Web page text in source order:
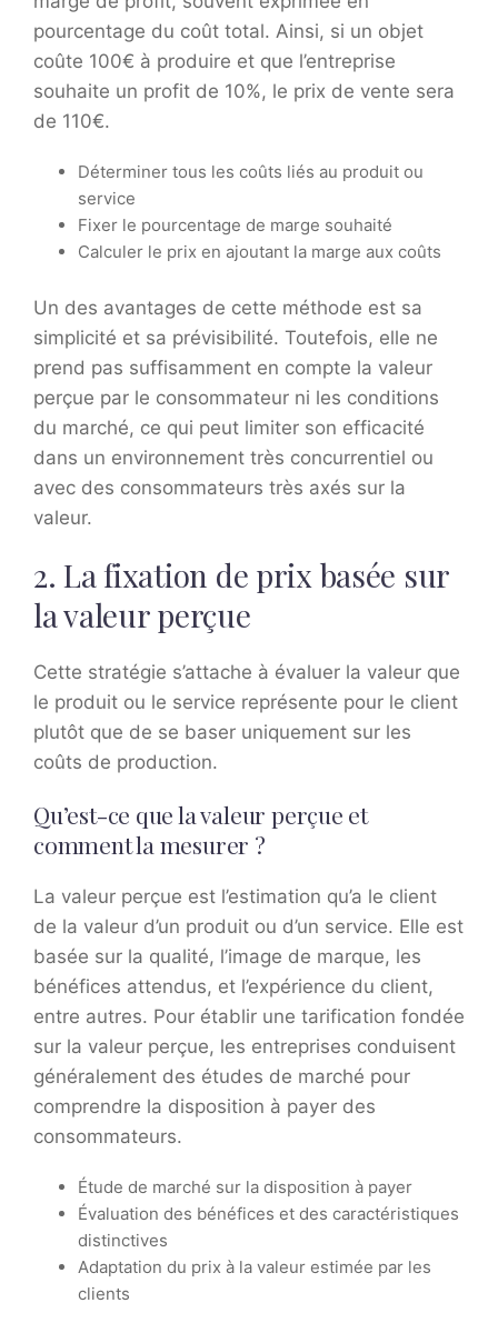
pourcentage du coût total. Ainsi, si un objet
coûte 100€ à produire et que l’entreprise
souhaite un profit de 10%, le prix de vente sera
de 110€.
Déterminer tous les coûts liés au produit ou
service
Fixer le pourcentage de marge souhaité
Calculer le prix en ajoutant la marge aux coûts
Un des avantages de cette méthode est sa
simplicité et sa prévisibilité. Toutefois, elle ne
prend pas suffisamment en compte la valeur
perçue par le consommateur ni les conditions
du marché, ce qui peut limiter son efficacité
dans un environnement très concurrentiel ou
avec des consommateurs très axés sur la
valeur.
2. La fixation de prix basée sur
la valeur perçue
Cette stratégie s’attache à évaluer la valeur que
le produit ou le service représente pour le client
plutôt que de se baser uniquement sur les
coûts de production.
Qu’est-ce que la valeur perçue et
comment la mesurer ?
La valeur perçue est l’estimation qu’a le client
de la valeur d’un produit ou d’un service. Elle est
basée sur la qualité, l’image de marque, les
bénéfices attendus, et l’expérience du client,
entre autres. Pour établir une tarification fondée
sur la valeur perçue, les entreprises conduisent
généralement des études de marché pour
comprendre la disposition à payer des
consommateurs.
Étude de marché sur la disposition à payer
Évaluation des bénéfices et des caractéristiques
distinctives
Adaptation du prix à la valeur estimée par les
clients